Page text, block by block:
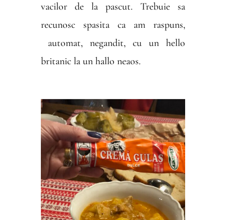
vacilor de la pascut. Trebuie sa
recunosc spasita ca am raspuns,
automat, negandit, cu un hello
britanic la un hallo neaos.